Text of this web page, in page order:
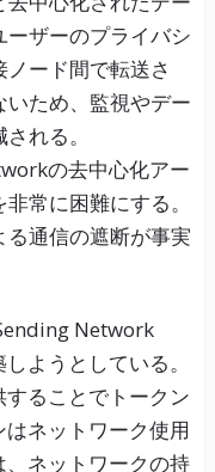
ザーのプライバシ
ード間で転送さ
ため、監視やデー
れる。
の去中心化アー
常に困難にする。
通信の遮断が事実
Network
ようとしている。
ることでトークン
ネットワーク使用
ネットワークの持